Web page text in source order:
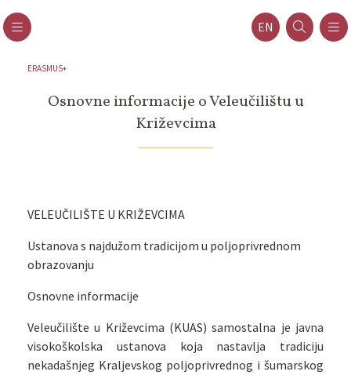
EN
ERASMUS+
Osnovne informacije o Veleučilištu u
Križevcima
VELEUČILIŠTE U KRIŽEVCIMA
Ustanova s ​​najdužom tradicijom u poljoprivrednom
obrazovanju
Osnovne informacije
Veleučilište u Križevcima (KUAS) samostalna je javna
visokoškolska ustanova koja nastavlja tradiciju
nekadašnjeg Kraljevskog poljoprivrednog i šumarskog